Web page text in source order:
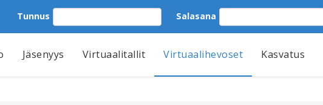
Tunnus Salasana
Jäsenyys Virtuaalitallit Virtuaalihevoset Kasvatus